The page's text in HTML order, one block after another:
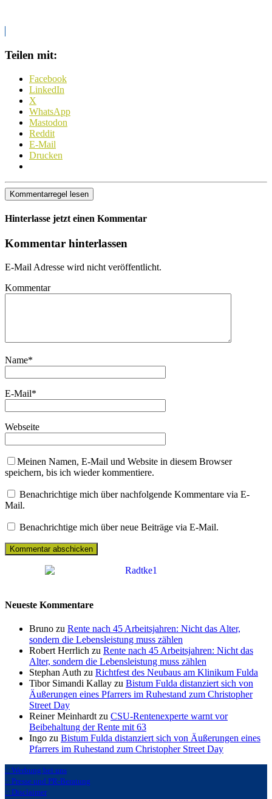
Teilen mit:
Facebook
LinkedIn
X
WhatsApp
Mastodon
Reddit
E-Mail
Drucken
Kommentarregel lesen
Hinterlasse jetzt einen Kommentar
Kommentar hinterlassen
E-Mail Adresse wird nicht veröffentlicht.
Kommentar
Name*
E-Mail*
Webseite
Meinen Namen, E-Mail und Website in diesem Browser
speichern, bis ich wieder kommentiere.
Benachrichtige mich über nachfolgende Kommentare via E-
Mail.
Benachrichtige mich über neue Beiträge via E-Mail.
Neueste Kommentare
Bruno zu Rente nach 45 Arbeitsjahren: Nicht das Alter,
sondern die Lebensleistung muss zählen
Robert Herrlich zu Rente nach 45 Arbeitsjahren: Nicht das
Alter, sondern die Lebensleistung muss zählen
Stephan Auth zu Richtfest des Neubaus am Klinikum Fulda
Tibor Simandi Kallay zu Bistum Fulda distanziert sich von
Äußerungen eines Pfarrers im Ruhestand zum Christopher
Street Day
Reiner Meinhardt zu CSU-Rentenexperte warnt vor
Beibehaltung der Rente mit 63
Ingo zu Bistum Fulda distanziert sich von Äußerungen eines
Pfarrers im Ruhestand zum Christopher Street Day
:: Werbung bei uns
:: Presse und PR-Beratung
:: Disclaimer